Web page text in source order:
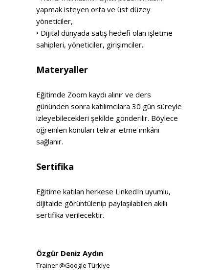
yapmak isteyen orta ve üst düzey
yöneticiler,
• Dijital dünyada satış hedefi olan işletme
sahipleri, yöneticiler, girişimciler.
Materyaller
Eğitimde Zoom kaydı alınır ve ders
gününden sonra katılımcılara 30 gün süreyle
izleyebilecekleri şekilde gönderilir. Böylece
öğrenilen konuları tekrar etme imkânı
sağlanır.
Sertifika
Eğitime katılan herkese LinkedIn uyumlu,
dijitalde görüntülenip paylaşılabilen akıllı
sertifika verilecektir.
Özgür Deniz Aydın
Trainer @Google Türkiye